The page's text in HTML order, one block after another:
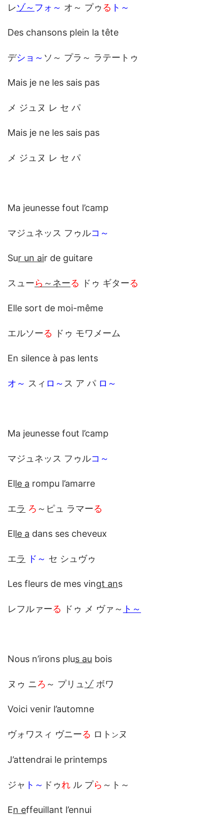
レゾ～ フォ～ オ～ プゥ る ト～
Des chansons plein la tête
デショ～ ソ～ プラ～ ラテートゥ
Mais je ne les sais pas
メ ジュヌ レ セ パ
Mais je ne les sais pas
メ ジュヌ レ セ パ
Ma jeunesse fout l’camp
マジュネッス フゥルコ～
Sur un air de guitare
スューら ～ネーる ドゥ ギターる
Elle sort de moi-même
エルソーる ドゥ モワメーム
En silence à pas lents
オ～ スィ ロ～ ス ア パ ロ～
Ma jeunesse fout l’camp
マジュネッス フゥルコ～
Elle a rompu l’amarre
エラ ろ ～ピュ ラマーる
Elle a dans ses cheveux
エラ ド～ セ シュヴゥ
Les fleurs de mes vingt ans
レフルァーる ドゥ メ ヴァ～ ト～
Nous n’irons plus au bois
ヌゥ ニろ ～ プリュ ゾボワ
Voici venir l’automne
ヴォワスィ ヴニーる ロト ン ヌ
J’attendrai le printemps
ジャ ト～ ドゥれ ル プら ～ト～
En effeuillant l’ennui